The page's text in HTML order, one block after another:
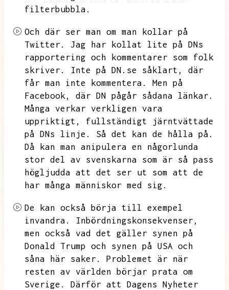
filterbubbla.
Och där ser man om man kollar på
Twitter.
Jag har kollat lite på DNs
rapportering och kommentarer som folk
skriver.
Inte på DN.se såklart,
där
får man inte kommentera.
Men på
Facebook,
där DN pågår sådana länkar.
Många verkar verkligen vara
uppriktigt,
fullständigt järntvättade
på DNs linje.
Så det kan de hålla på.
Då kan man anipulera en någorlunda
stor del av svenskarna som är så pass
högljudda att det ser ut som att de
har många människor med sig.
De kan också börja till exempel
invandra.
Inbördningskonsekvenser,
men också vad det gäller synen på
Donald Trump och synen på USA och
såna här saker.
Problemet är när
resten av världen börjar prata om
Sverige.
Därför att Dagens Nyheter